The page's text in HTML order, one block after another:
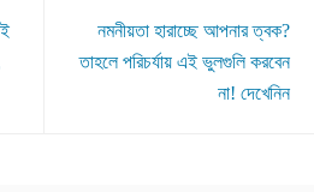
নমনীয়তা হারাচ্ছে আপনার ত্বক?
তাহলে পরিচর্যায় এই ভুলগুলি করবেন
না! দেখেনিন